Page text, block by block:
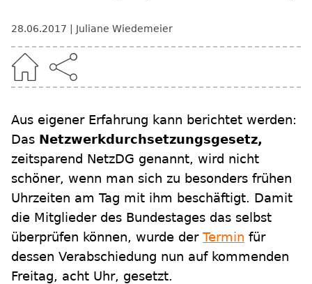
28.06.2017 Juliane Wiedemeier
Aus eigener Erfahrung kann berichtet werden:
Das Netzwerkdurchsetzungsgesetz,
zeitsparend NetzDG genannt, wird nicht
schöner, wenn man sich zu besonders frühen
Uhrzeiten am Tag mit ihm beschäftigt. Damit
die Mitglieder des Bundestages das selbst
überprüfen können, wurde der Termin für
dessen Verabschiedung nun auf kommenden
Freitag, acht Uhr, gesetzt.